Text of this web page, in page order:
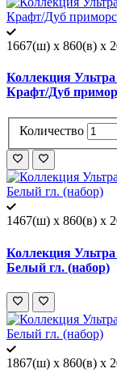
1667(ш) x 860(в) x
Коллекция
Крафт/Дуб
Количество
1467(ш) x 860(в) x
Коллекция
Белый гл. (набор)
1867(ш) x 860(в) x